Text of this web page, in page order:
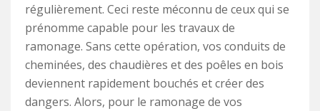
régulièrement. Ceci reste méconnu de ceux qui se
prénomme capable pour les travaux de
ramonage. Sans cette opération, vos conduits de
cheminées, des chaudières et des poêles en bois
deviennent rapidement bouchés et créer des
dangers. Alors, pour le ramonage de vos